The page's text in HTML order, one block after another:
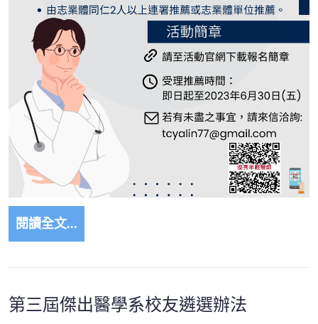
閱讀全文...
第三屆傑出醫學系校友遴選辦法